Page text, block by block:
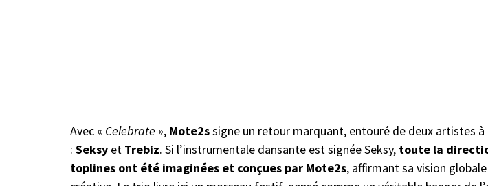
Avec « Celebrate », Mote2ssigne un retour marquant, entouré de deux artistes à
: Seksy et Trebiz. Si l’instrumentale dansante est signée Seksy, toute la
toplines ont été imaginées et conçues par Mote2s, affirmant sa vision